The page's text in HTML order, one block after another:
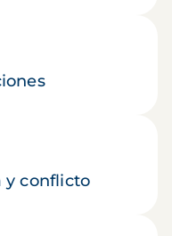
y conflicto